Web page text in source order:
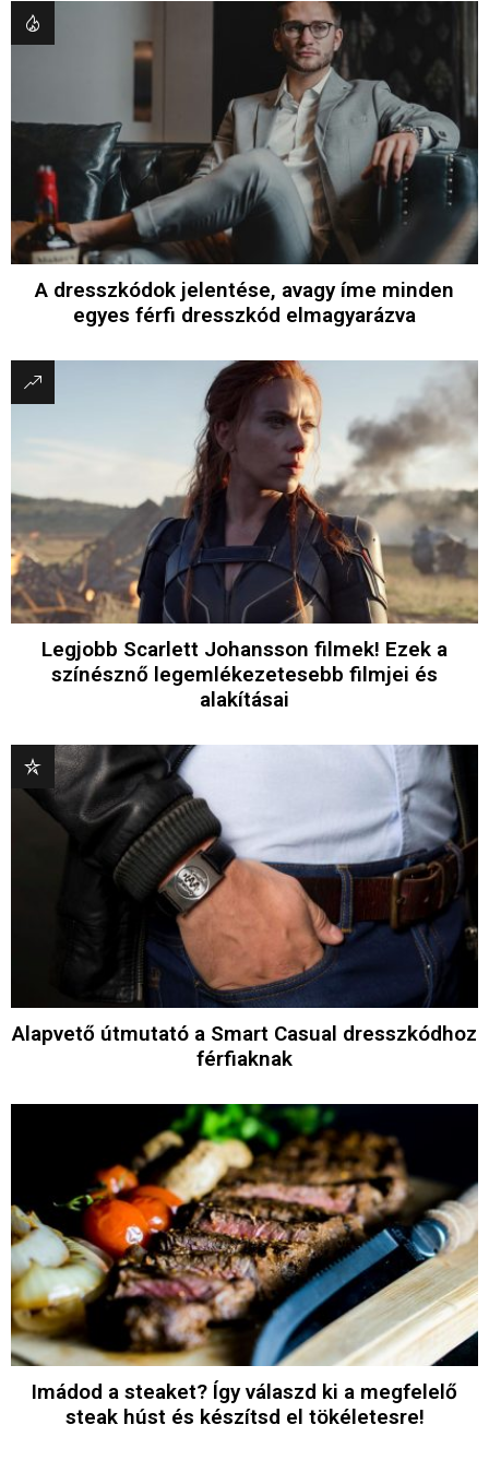
A dresszkódok jelentése, avagy íme minden
egyes férfi dresszkód elmagyarázva
Legjobb Scarlett Johansson filmek! Ezek a
színésznő legemlékezetesebb filmjei és
alakításai
Alapvető útmutató a Smart Casual dresszkódhoz
férfiaknak
Imádod a steaket? Így válaszd ki a megfelelő
steak húst és készítsd el tökéletesre!